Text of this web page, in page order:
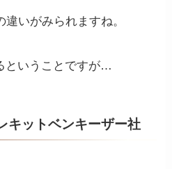
いがみられますね。
ということですが…
キットベンキーザー社